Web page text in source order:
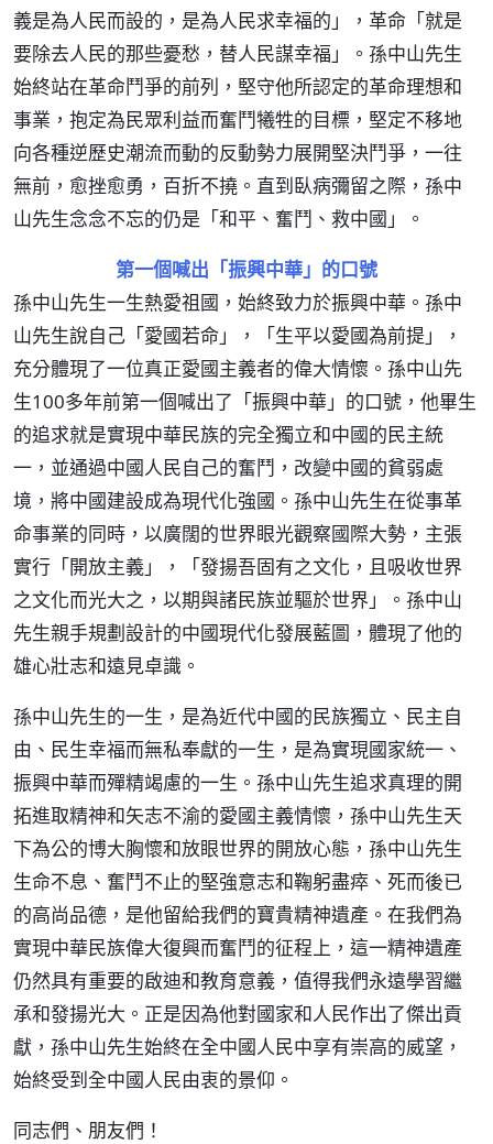
義是為人民而設的，是為人民求幸福的」，革命「就是
要除去人民的那些憂愁，替人民謀幸福」。孫中山先生
始終站在革命鬥爭的前列，堅守他所認定的革命理想和
事業，抱定為民眾利益而奮鬥犧牲的目標，堅定不移地
向各種逆歷史潮流而動的反動勢力展開堅決鬥爭，一往
無前，愈挫愈勇，百折不撓。直到臥病彌留之際，孫中
山先生念念不忘的仍是「和平、奮鬥、救中國」。
第一個喊出「振興中華」的口號
孫中山先生一生熱愛祖國，始終致力於振興中華。孫中
山先生說自己「愛國若命」，「生平以愛國為前提」，
充分體現了一位真正愛國主義者的偉大情懷。孫中山先
生100多年前第一個喊出了「振興中華」的口號，他畢生
的追求就是實現中華民族的完全獨立和中國的民主統
一，並通過中國人民自己的奮鬥，改變中國的貧弱處
境，將中國建設成為現代化強國。孫中山先生在從事革
命事業的同時，以廣闊的世界眼光觀察國際大勢，主張
實行「開放主義」，「發揚吾固有之文化，且吸收世界
之文化而光大之，以期與諸民族並驅於世界」。孫中山
先生親手規劃設計的中國現代化發展藍圖，體現了他的
雄心壯志和遠見卓識。
孫中山先生的一生，是為近代中國的民族獨立、民主自
由、民生幸福而無私奉獻的一生，是為實現國家統一、
振興中華而殫精竭慮的一生。孫中山先生追求真理的開
拓進取精神和矢志不渝的愛國主義情懷，孫中山先生天
下為公的博大胸懷和放眼世界的開放心態，孫中山先生
生命不息、奮鬥不止的堅強意志和鞠躬盡瘁、死而後已
的高尚品德，是他留給我們的寶貴精神遺產。在我們為
實現中華民族偉大復興而奮鬥的征程上，這一精神遺產
仍然具有重要的啟迪和教育意義，值得我們永遠學習繼
承和發揚光大。正是因為他對國家和人民作出了傑出貢
獻，孫中山先生始終在全中國人民中享有崇高的威望，
始終受到全中國人民由衷的景仰。
同志們、朋友們！